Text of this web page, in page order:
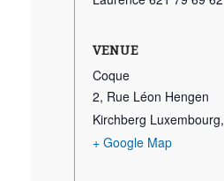
VENUE
Coque
2, Rue Léon Hengen
Kirchberg Luxembourg,
+ Google Map